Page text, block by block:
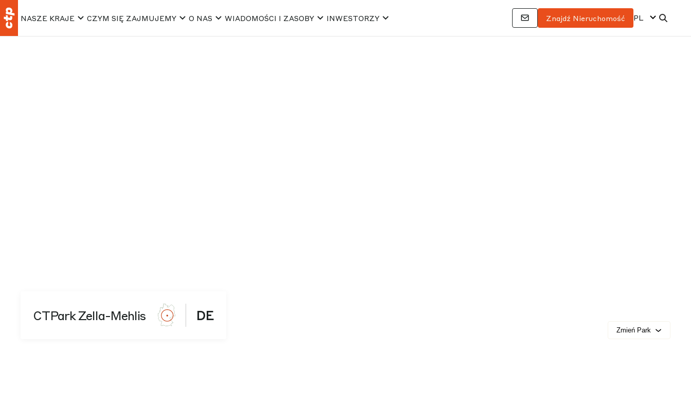
NASZE KRAJE CZYM SIĘ ZAJMUJEMY O NAS WIADOMOŚCI I ZASOBY INWESTORZY Znajdź Nieruchomość PL
CTPark Zella-Mehlis DE
Zmień Park